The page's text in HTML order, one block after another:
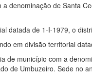
a denominação de Santa
datada de 1-I-1979, o
em divisão territorial
de município com a
de Umbuzeiro. Sede no